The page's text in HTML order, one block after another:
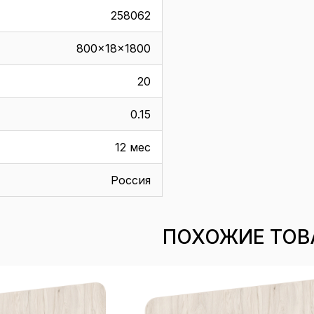
258062
800x18x1800
20
0.15
12 мес
Россия
ПОХОЖИЕ